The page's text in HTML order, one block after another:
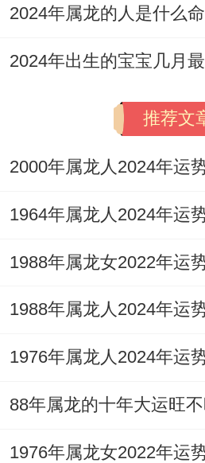
4：冷静、圆融
面对2025年的运势起伏
勿于职场急功近利，冲
保持乐观~主动求索破局
如此，方能冲出阴霾~迎
璀璨之将来.
推荐文
88年属龙的十年大运旺